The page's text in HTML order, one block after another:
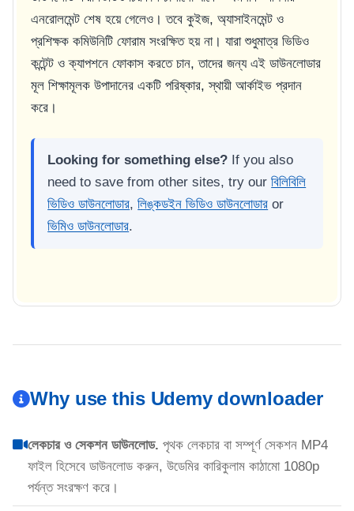
এনরোলমেন্ট শেষ হয়ে গেলেও। তবে কুইজ, অ্যাসাইনমেন্ট ও
প্রশিক্ষক কমিউনিটি ফোরাম সংরক্ষিত হয় না। যারা শুধুমাত্র ভিডিও
কন্টেন্ট ও ক্যাপশনে ফোকাস করতে চান, তাদের জন্য এই ডাউনলোডার
মূল শিক্ষামূলক উপাদানের একটি পরিষ্কার, স্থায়ী আর্কাইভ প্রদান
করে।
Looking for something else? If you also
need to save from other sites, try ourবিলিবিলি
ভিডিও ডাউনলোডার,লিঙ্কডইন ভিডিও ডাউনলোডার or
ভিমিও ডাউনলোডার.
Why use this Udemy downloader
লেকচার ও সেকশন ডাউনলোড. পৃথক লেকচার বা সম্পূর্ণ সেকশন MP4
ফাইল হিসেবে ডাউনলোড করুন, উডেমির কারিকুলাম কাঠামো 1080p
পর্যন্ত সংরক্ষণ করে।